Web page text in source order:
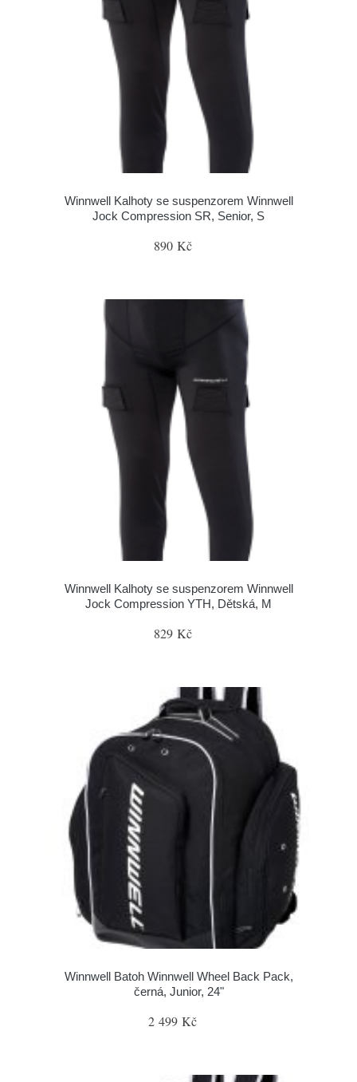
Winnwell Kalhoty se suspenzorem Winnwell
Jock Compression SR, Senior, S
890 Kč
Winnwell Kalhoty se suspenzorem Winnwell
Jock Compression YTH, Dětská, M
829 Kč
Winnwell Batoh Winnwell Wheel Back Pack,
černá, Junior, 24"
2 499 Kč